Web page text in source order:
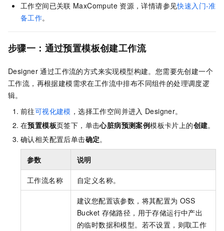
工作空间已关联 MaxCompute 资源，详情请参见快速入门-准
备工作。
步骤一：通过预置模板创建工作流
Designer 通过工作流的方式来实现模型构建。您需要先创建一个
工作流，再根据建模需求在工作流中排布不同组件的处理调度逻
辑。
前往可视化建模 ，选择工作空间并进入 Designer。
在预置模板页签下，单击心脏病预测案例模板卡片上的创建。
确认相关配置后单击确定。
参数 说明
工作流名称 自定义名称。
建议您配置该参数，将其配置为 OSS
Bucket 存储路径，用于存储运行中产出
的临时数据和模型。若不设置，则取工作